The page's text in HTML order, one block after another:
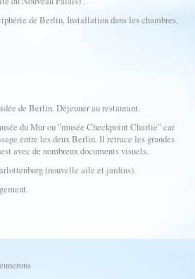
de Berlin, Installation dans les chambres,
de Berlin. Déjeuner au restaurant.
du Mur ou "musée Checkpoint Charlie" car
entre les deux Berlin. Il retrace les grandes
avec de nombreux documents visuels.
(nouvelle aile et jardins).